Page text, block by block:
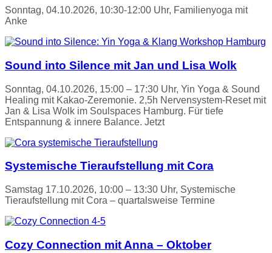
Sonntag, 04.10.2026, 10:30-12:00 Uhr, Familienyoga mit
Anke
Sound into Silence mit Jan und Lisa Wolk
Sonntag, 04.10.2026, 15:00 – 17:30 Uhr, Yin Yoga & Sound
Healing mit Kakao-Zeremonie. 2,5h Nervensystem-Reset mit
Jan & Lisa Wolk im Soulspaces Hamburg. Für tiefe
Entspannung & innere Balance. Jetzt
Systemische Tieraufstellung mit Cora
Samstag 17.10.2026, 10:00 – 13:30 Uhr, Systemische
Tieraufstellung mit Cora – quartalsweise Termine
Cozy Connection mit Anna – Oktober